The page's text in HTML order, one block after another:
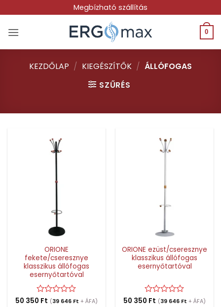
to
content
Megbízható szállítás
0
KEZDŐLAP / KIEGÉSZÍTŐK / ÁLLÓFOGAS
SZŰRÉS
ORIONE
fekete/cseresznye
klasszikus állófogas
esernyőtartóval
Értékelés:
50 350 Ft (39 646 Ft + ÁFA)
ORIONE ezüst/cseresznye
klasszikus állófogas
esernyőtartóval
Értékelés:
50 350 Ft (39 646 Ft + ÁFA)